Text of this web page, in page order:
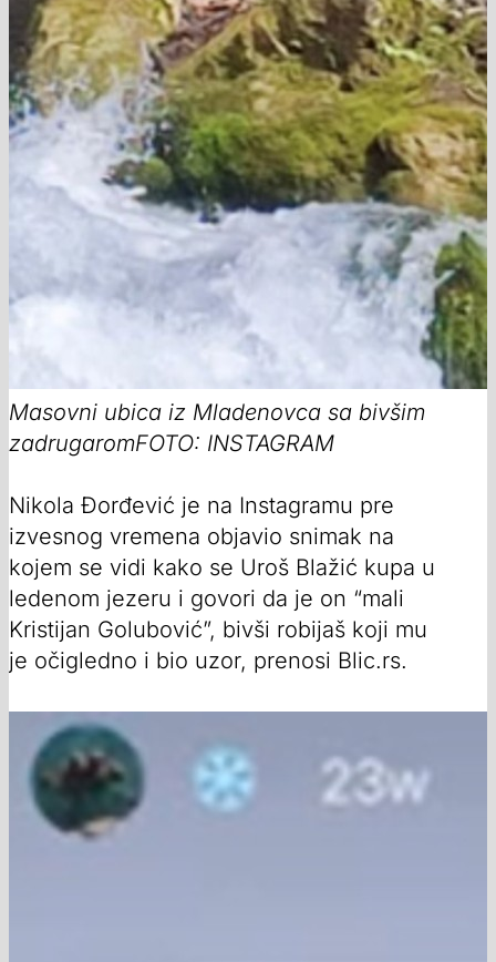
Masovni ubica iz Mladenovca sa bivšim
zadrugaromFOTO: INSTAGRAM
Nikola Đorđević je na Instagramu pre
izvesnog vremena objavio snimak na
kojem se vidi kako se Uroš Blažić kupa u
ledenom jezeru i govori da je on “mali
Kristijan Golubović”, bivši robijaš koji mu
je očigledno i bio uzor, prenosi Blic.rs.